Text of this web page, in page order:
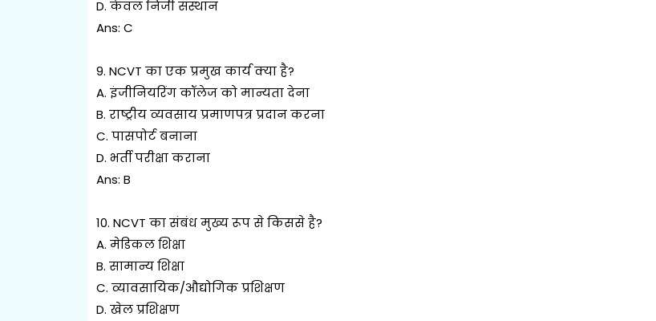
D. केवल निजी संस्थान
Ans: C
9. NCVT का एक प्रमुख कार्य क्या है?
A. इंजीनियरिंग कॉलेज को मान्यता देना
B. राष्ट्रीय व्यवसाय प्रमाणपत्र प्रदान करना
C. पासपोर्ट बनाना
D. भर्ती परीक्षा कराना
Ans: B
10. NCVT का संबंध मुख्य रूप से किससे है?
A. मेडिकल शिक्षा
B. सामान्य शिक्षा
C. व्यावसायिक/औद्योगिक प्रशिक्षण
D. खेल प्रशिक्षण